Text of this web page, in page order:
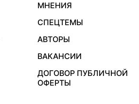
МНЕНИЯ
СПЕЦТЕМЫ
АВТОРЫ
ВАКАНСИИ
ДОГОВОР ПУБЛИЧНОЙ
ОФЕРТЫ